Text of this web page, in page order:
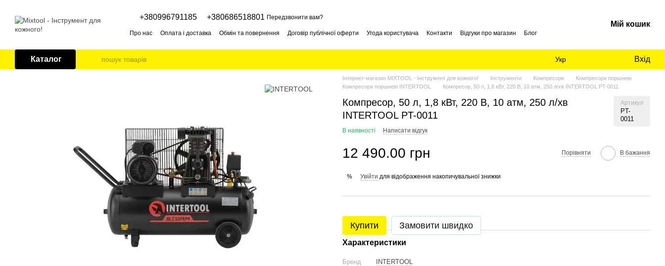
+380996791185 +380686518801 Передзвонити вам?
Про нас Оплата і доставка Обмін та повернення Договір публічної оферти Угода користувача Контакти Відгуки про магазин Блог
Мій кошик
Каталог Укр Вхід
Інтернет-магазин MIXTOOL - Інструмент для кожного! Інструменти Компресори
Компресори поршневі
Компресори поршневі INTERTOOL
Компресор, 50 л, 1,8 кВт, 220 В, 10 атм, 250 л/хв INTERTOOL PT-0011
Компресор, 50 л, 1,8 кВт, 220 В, 10 атм, 250 л/хв
INTERTOOL PT-0011
Артикул
PT-
0011
В наявності Написати відгук
12 490.00 грн Порівняти В бажання
% Увійти для відображення накопичувальної знижки
Купити Замовити швидко
Характеристики
Бренд INTERTOOL